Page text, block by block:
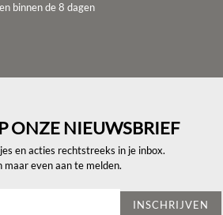
binnen de 8 dagen
ONZE NIEUWSBRIEF
en acties rechtstreeks in je inbox.
maar even aan te melden.
INSCHRIJVEN